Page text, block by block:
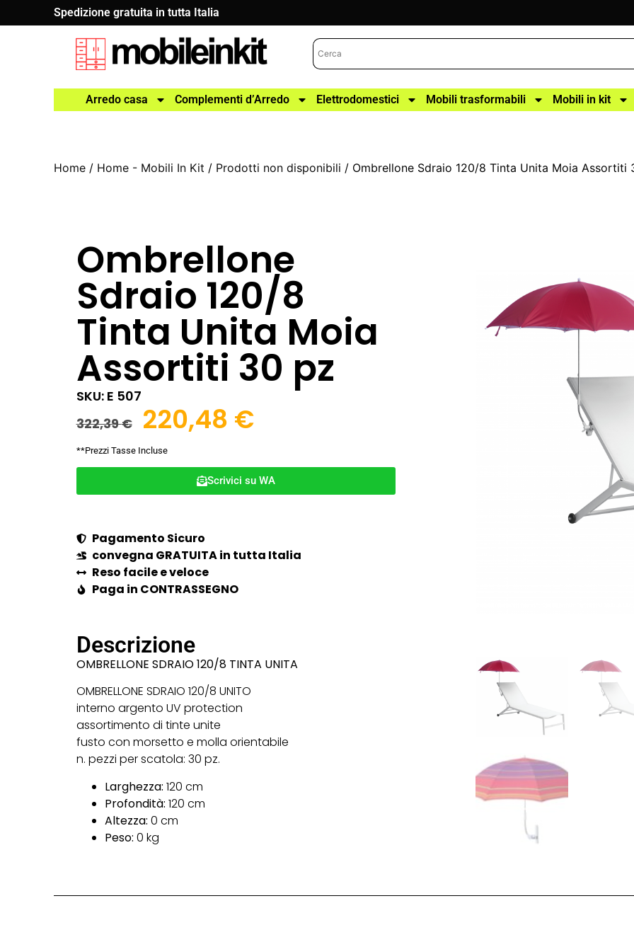
Spedizione gratuita in tutta Italia
Arredo casa Complementi d’Arredo Elettrodomestici Mobili trasformabili Mobili in kit
Home / Home - Mobili In Kit / Prodotti non disponibili / Ombrellone Sdraio 120/8 Tinta Unita Moia Assortiti
Ombrellone
Sdraio 120/8
Tinta Unita Moia
Assortiti 30 pz
SKU: E 507
322,39€ 220,48 €
**Prezzi Tasse Incluse
Scrivici su WA
Pagamento Sicuro
convegna GRATUITA in tutta Italia
Reso facile e veloce
Paga in CONTRASSEGNO
Descrizione
OMBRELLONE SDRAIO 120/8 TINTA UNITA
OMBRELLONE SDRAIO 120/8 UNITO
interno argento UV protection
assortimento di tinte unite
fusto con morsetto e molla orientabile
n. pezzi per scatola: 30 pz.
Larghezza: 120 cm
Profondità: 120 cm
Altezza: 0 cm
Peso: 0 kg